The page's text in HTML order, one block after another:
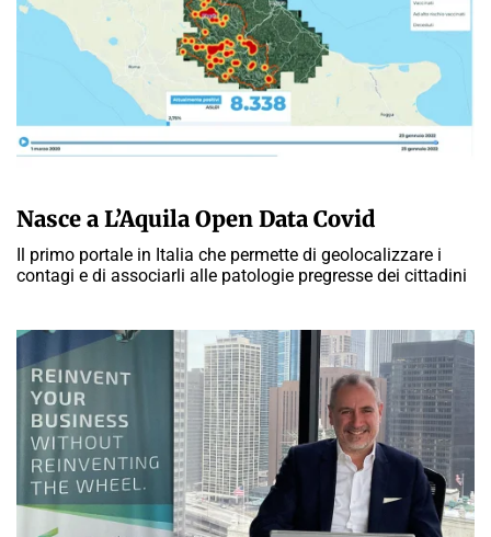
Nasce a L’Aquila Open Data Covid
Il primo portale in Italia che permette di geolocalizzare i
contagi e di associarli alle patologie pregresse dei cittadini